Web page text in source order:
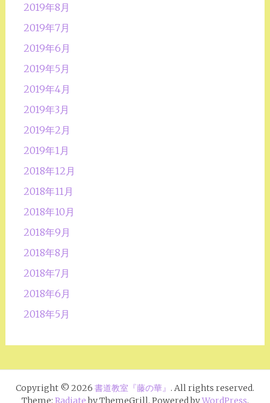
2019年8月
2019年7月
2019年6月
2019年5月
2019年4月
2019年3月
2019年2月
2019年1月
2018年12月
2018年11月
2018年10月
2018年9月
2018年8月
2018年7月
2018年6月
2018年5月
Copyright © 2026 書道教室『藤の華』 . All rights reserved.
Theme: Radiateby ThemeGrill. Powered byWordPress.